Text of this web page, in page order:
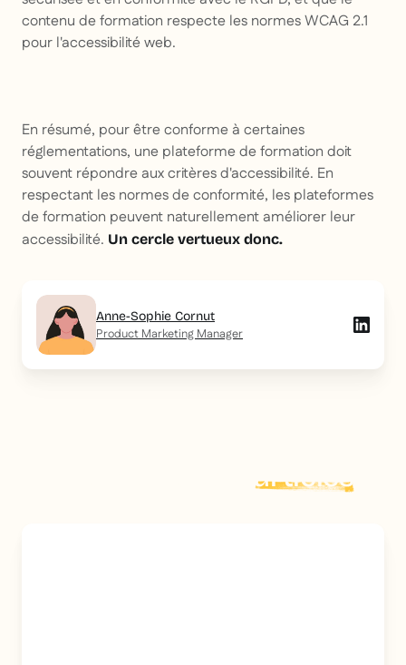
contenu de formation respecte les normes WCAG 2.1
pour l'accessibilité web.
En résumé, pour être conforme à certaines
réglementations, une plateforme de formation doit
souvent répondre aux critères d'accessibilité. En
respectant les normes de conformité, les plateformes
de formation peuvent naturellement améliorer leur
accessibilité. Un cercle vertueux donc.
Anne-Sophie Cornut
Product Marketing Manager
articles